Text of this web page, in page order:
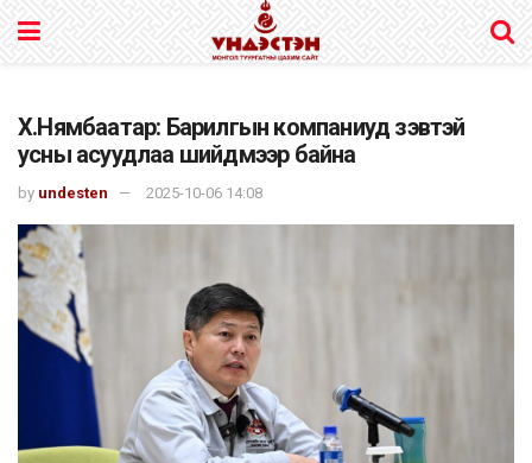
Х.Нямбаатар: Барилгын компаниуд зэвтэй
усны асуудлаа шийдмээр байна
by undesten 2025-10-06 14:08